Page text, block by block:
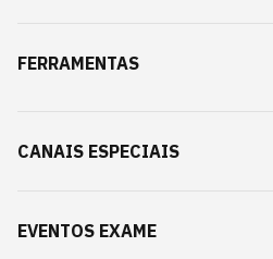
FERRAMENTAS
CANAIS ESPECIAIS
EVENTOS EXAME